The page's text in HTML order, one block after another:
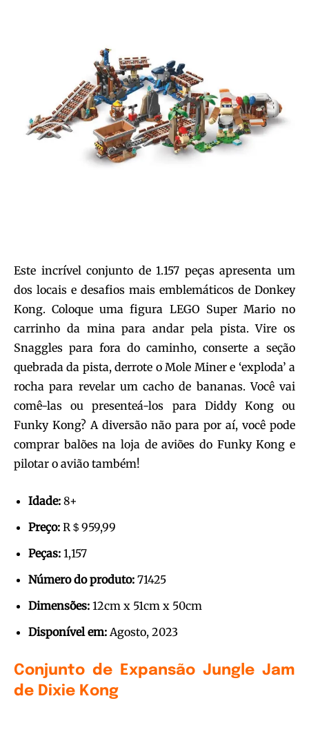
Este incrível conjunto de 1.157 peças apresenta um
dos locais e desafios mais emblemáticos de Donkey
Kong. Coloque uma figura LEGO Super Mario no
carrinho da mina para andar pela pista. Vire os
Snaggles para fora do caminho, conserte a seção
quebrada da pista, derrote o Mole Miner e ‘exploda’ a
rocha para revelar um cacho de bananas. Você vai
comê-las ou presenteá-los para Diddy Kong ou
Funky Kong? A diversão não para por aí, você pode
comprar balões na loja de aviões do Funky Kong e
pilotar o avião também!
Idade: 8+
Preço: R＄959,99
Peças: 1,157
Número do produto: 71425
Dimensões: 12cm x 51cm x 50cm
Disponível em: Agosto, 2023
Conjunto de Expansão Jungle Jam
de Dixie Kong